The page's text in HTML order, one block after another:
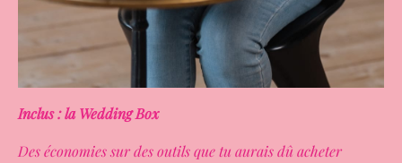
Inclus : la Wedding Box
Des économies sur des outils que tu aurais dû acheter